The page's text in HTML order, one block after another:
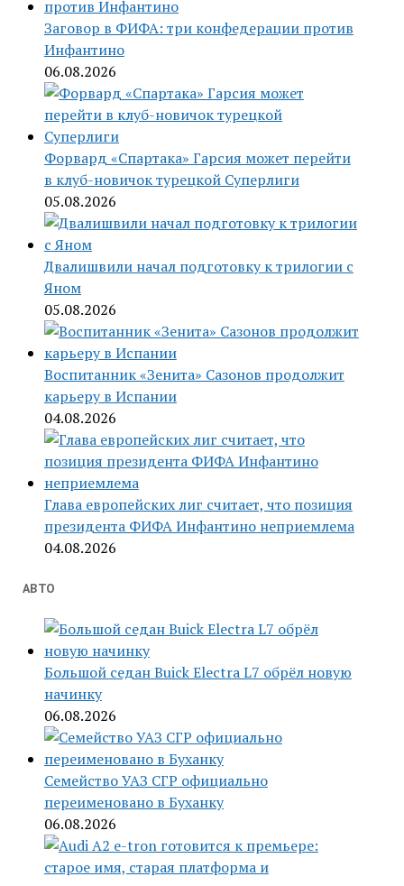
Заговор в ФИФА: три конфедерации против
Инфантино
06.08.2026
Форвард «Спартака» Гарсия может перейти
в клуб-новичок турецкой Суперлиги
05.08.2026
Двалишвили начал подготовку к трилогии с
Яном
05.08.2026
Воспитанник «Зенита» Сазонов продолжит
карьеру в Испании
04.08.2026
Глава европейских лиг считает, что позиция
президента ФИФА Инфантино неприемлема
04.08.2026
АВТО
Большой седан Buick Electra L7 обрёл новую
начинку
06.08.2026
Семейство УАЗ СГР официально
переименовано в Буханку
06.08.2026